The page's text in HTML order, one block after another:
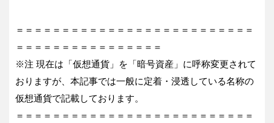
＝＝＝＝＝＝＝＝＝＝＝＝＝＝＝＝＝＝＝＝＝＝＝＝＝＝
＝＝＝＝＝＝＝＝＝＝＝＝＝＝＝＝
※注 現在は「仮想通貨」を「暗号資産」に呼称変更されて
おりますが、本記事では一般に定着・浸透している名称の
仮想通貨で記載しております。
＝＝＝＝＝＝＝＝＝＝＝＝＝＝＝＝＝＝＝＝＝＝＝＝＝＝